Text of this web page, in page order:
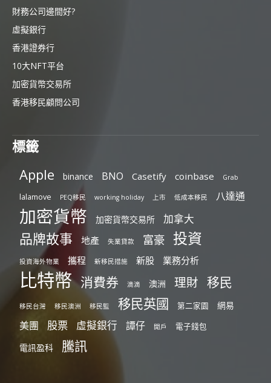
財務公司邊間好?
虛擬銀行
香港證券行
10大NFT平台
加密貨幣交易所
香港移民顧問公司
標籤
Apple binance BNO Casetify coinbase Grab
lalamove PEQ移民 working holiday 上市 低成本移民 八達通
加密貨幣 加密貨幣交易所 加拿大
品牌故事 地產 失業貸款 富豪 投資
投資海外物業 攜程 新移民措施 新股 業務分析
比特幣 消費券 滴滴 澳洲 理財 移民
移民台灣 移民澳洲 移民監 移民英國 第二家園 網易
美團 股票 虛擬銀行 譚仔 開戶 電子錢包
電訊盈科 騰訊